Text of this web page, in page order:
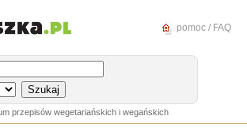
pomoc / FAQ
przepisów wegetariańskich i wegańskich